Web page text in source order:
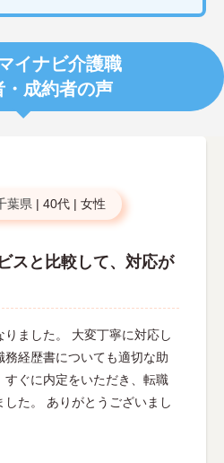
イナビ介護職
・成約者の声
葉県 | 40代 | 女性
スと比較して、対応が
りました。 大変丁寧に対応し
務経歴書についても適切な助
ぐに内定をいただき、転職
た。 ありがとうございまし